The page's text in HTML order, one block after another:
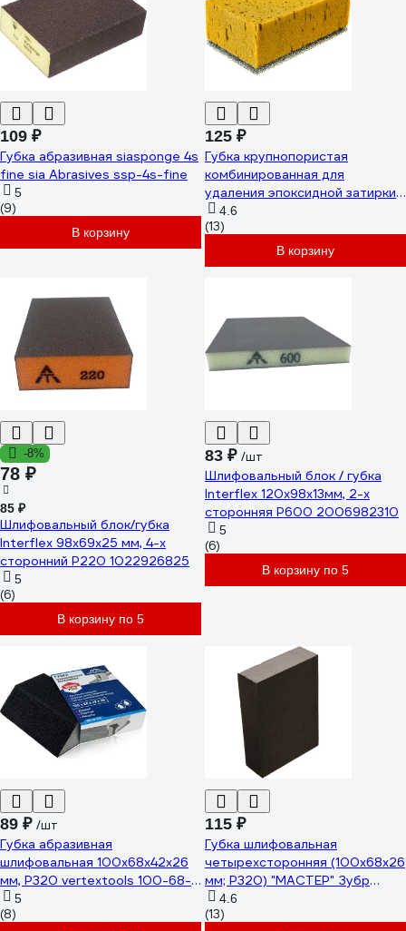
109 ₽
Губка абразивная siasponge 4s
fine sia Abrasives ssp-4s-fine
5
(9)
В корзину
125 ₽
Губка крупнопористая
комбинированная для
удаления эпоксидной затирки
160x95x60 мм СИБРТЕХ 86840
4.6
(13)
В корзину
-8%
78 ₽
85 ₽
Шлифовальный блок/губка
Interflex 98х69х25 мм, 4-х
сторонний Р220 1022926825
5
(6)
В корзину по 5
83 ₽ /шт
Шлифовальный блок / губка
Interflex 120х98х13мм, 2-х
сторонняя Р600 2006982310
5
(6)
В корзину по 5
89 ₽ /шт
Губка абразивная
шлифовальная 100x68x42x26
мм, P320 vertextools 100-68-
320
5
(8)
115 ₽
Губка шлифовальная
четырехсторонняя (100х68х26
мм; Р320) "МАСТЕР" Зубр
35611-320
4.6
(13)